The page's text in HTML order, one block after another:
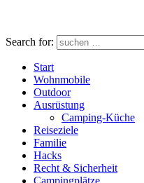
Search for:
Start
Wohnmobile
Outdoor
Ausrüstung
Camping-Küche
Reiseziele
Familie
Hacks
Recht & Sicherheit
Campingplätze